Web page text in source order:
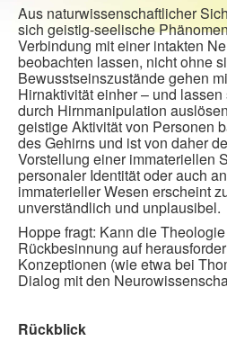
Aus naturwissenschaftlicher
sich geistig-seelische
Verbindung mit einer intakten
beobachten lassen, nicht ohne
Bewusstseinszustände gehen
Hirnaktivität einher – und
durch Hirnmanipulation
geistige Aktivität von Personen
des Gehirns und ist von daher
Vorstellung einer immateriellen
personaler Identität oder auch
immaterieller Wesen erscheint
unverständlich und unplausibel.
Hoppe fragt: Kann die
Rückbesinnung auf
Konzeptionen (wie etwa bei
Dialog mit den
Rückblick